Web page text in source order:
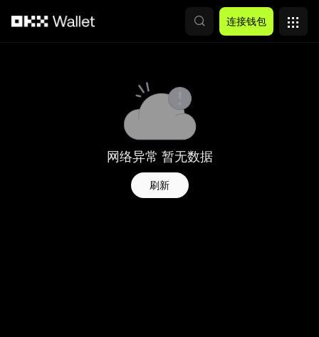
连接钱包
网络异常 暂无数据
刷新